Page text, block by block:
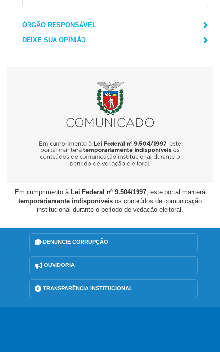
ÓRGÃO RESPONSÁVEL
DEIXE SUA OPINIÃO
Em cumprimento à Lei Federal nº 9.504/1997, este portal manterá
temporariamente indisponíveis os conteúdos de comunicação
institucional durante o período de vedação eleitoral.
DENUNCIE CORRUPÇÃO
OUVIDORIA
TRANSPARÊNCIA INSTITUCIONAL